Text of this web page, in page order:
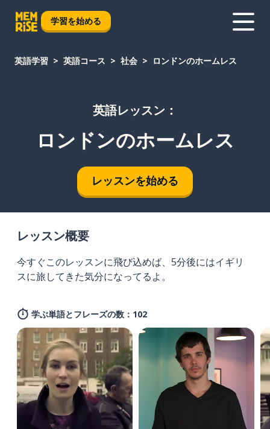
学習を始める
英語学習 英語コース 社会 ロンドンのホームレス
英語レッスン：
ロンドンのホームレス
レッスンを始める
レッスン概要
今すぐこのレッスンに飛び込めば、5分後にはイギリ
スに旅してきた気分になってるよ。
学ぶ単語とフレーズの数：102